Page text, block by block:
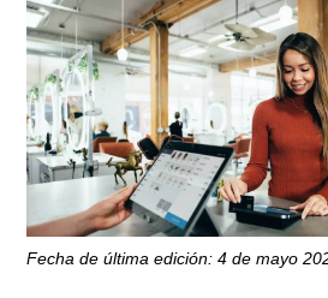
Fecha de última edición: 4 de mayo